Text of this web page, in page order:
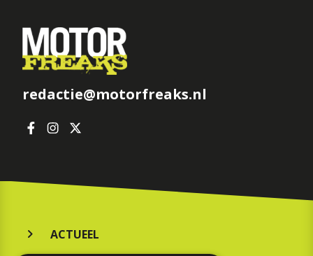
redactie@motorfreaks.nl
ACTUEEL